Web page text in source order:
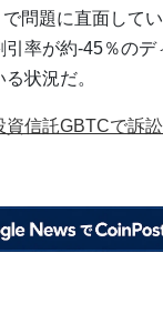
問題に直面して
率が約-45％のデ
状況だ。
資信託GBTCで訴